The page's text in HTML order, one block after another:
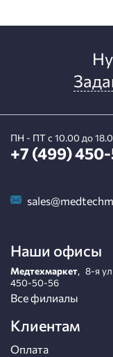
ПН - ПТ с 10.00 до
+7 (499)
Наши офисы
Медтехмаркет, 8-я
450-50-56
Все филиалы
Клиентам
Оплата